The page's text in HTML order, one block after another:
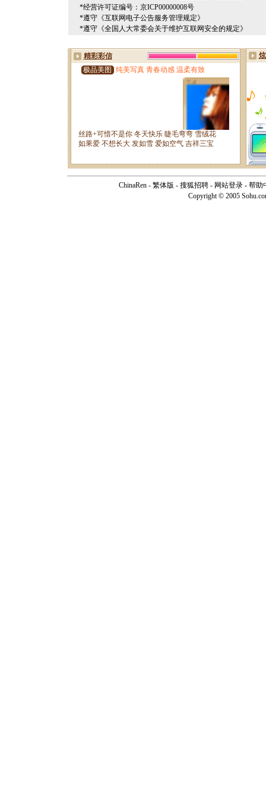
*经营许可证编号：京ICP00000008号
*遵守《互联网电子公告服务管理规定》
*遵守《全国人大常委会关于维护互联网安全的规定》
ChinaRen - 繁体版 - 搜狐招聘 - 网站登录 - 帮助
Copyright © 2005